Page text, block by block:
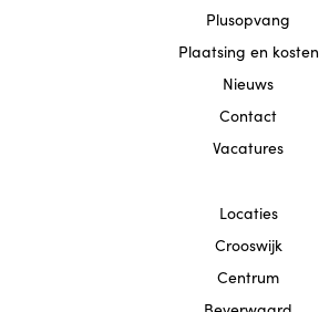
Plusopvang
Plaatsing en kosten
Nieuws
Contact
Vacatures
Locaties
Crooswijk
Centrum